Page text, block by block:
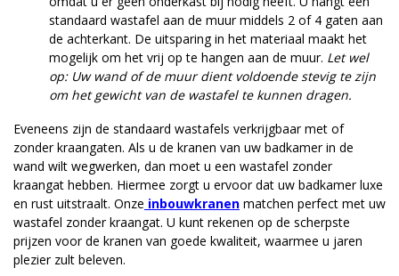
standaard wastafel aan de muur middels 2 of 4 gaten aan
de achterkant. De uitsparing in het materiaal maakt het
mogelijk om het vrij op te hangen aan de muur. Let wel
op: Uw wand of de muur dient voldoende stevig te zijn
om het gewicht van de wastafel te kunnen dragen.
Eveneens zijn de standaard wastafels verkrijgbaar met of
zonder kraangaten. Als u de kranen van uw badkamer in de
wand wilt wegwerken, dan moet u een wastafel zonder
kraangat hebben. Hiermee zorgt u ervoor dat uw badkamer luxe
en rust uitstraalt. Onze inbouwkranen matchen perfect met uw
wastafel zonder kraangat. U kunt rekenen op de scherpste
prijzen voor de kranen van goede kwaliteit, waarmee u jaren
plezier zult beleven.